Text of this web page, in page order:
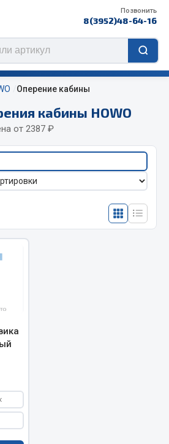
Позвонить
8(3952)48-64-16
колеса BOHU
подогреватели
отопители
Оперение кабины
кабины HOWO
от 2387 ₽